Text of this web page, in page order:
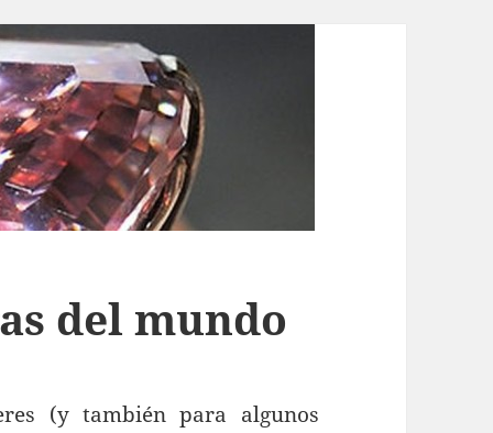
del mundo
(y también para algunos